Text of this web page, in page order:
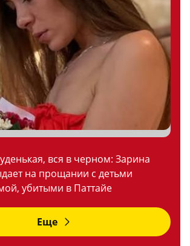
вся в черном: Зарина
на прощании с детьми
убитыми в Паттайе
Еще